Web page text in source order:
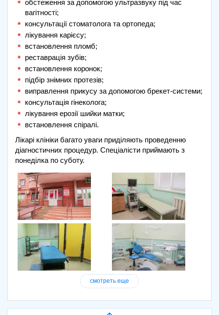
обстеження за допомогою ультразвуку під час
вагітності;
консультації стоматолога та ортопеда;
лікування карієсу;
встановлення пломб;
реставрація зубів;
встановлення коронок;
підбір знімних протезів;
виправлення прикусу за допомогою брекет-системи;
консультація гінеколога;
лікування ерозії шийки матки;
встановлення спіралі.
Лікарі клініки багато уваги приділяють проведенню
діагностичних процедур. Спеціалісти приймають з
понеділка по суботу.
смотреть еще